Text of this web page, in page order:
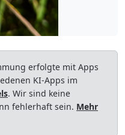
erfolgte mit Apps
KI-Apps im
. Wir sind keine
fehlerhaft sein. Mehr